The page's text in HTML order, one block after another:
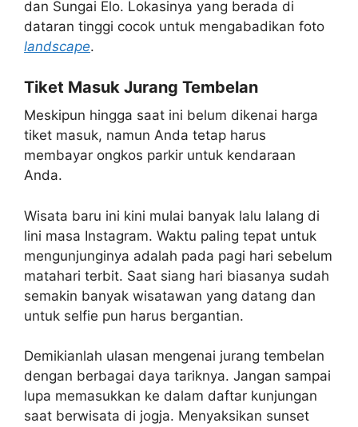
dan Sungai Elo. Lokasinya yang berada di
dataran tinggi cocok untuk mengabadikan foto
landscape.
Tiket Masuk Jurang Tembelan
Meskipun hingga saat ini belum dikenai harga
tiket masuk, namun Anda tetap harus
membayar ongkos parkir untuk kendaraan
Anda.
Wisata baru ini kini mulai banyak lalu lalang di
lini masa Instagram. Waktu paling tepat untuk
mengunjunginya adalah pada pagi hari sebelum
matahari terbit. Saat siang hari biasanya sudah
semakin banyak wisatawan yang datang dan
untuk selfie pun harus bergantian.
Demikianlah ulasan mengenai jurang tembelan
dengan berbagai daya tariknya. Jangan sampai
lupa memasukkan ke dalam daftar kunjungan
saat berwisata di jogja. Menyaksikan sunset